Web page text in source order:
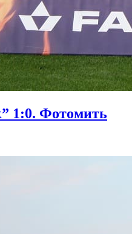
1:0. Фотомить